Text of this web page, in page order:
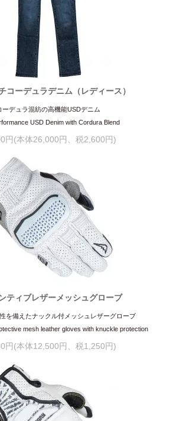
コーデュラデニム（レディース）
ーデュラ混紡の高機能USDデニム
USD Denim with Cordura Blend
円(本体26,000円、税2,600円)
ティブレザーメッシュグローブ
を備えたナックル付メッシュレザーグローブ
mesh leather gloves with knuckle protection
円(本体12,500円、税1,250円)